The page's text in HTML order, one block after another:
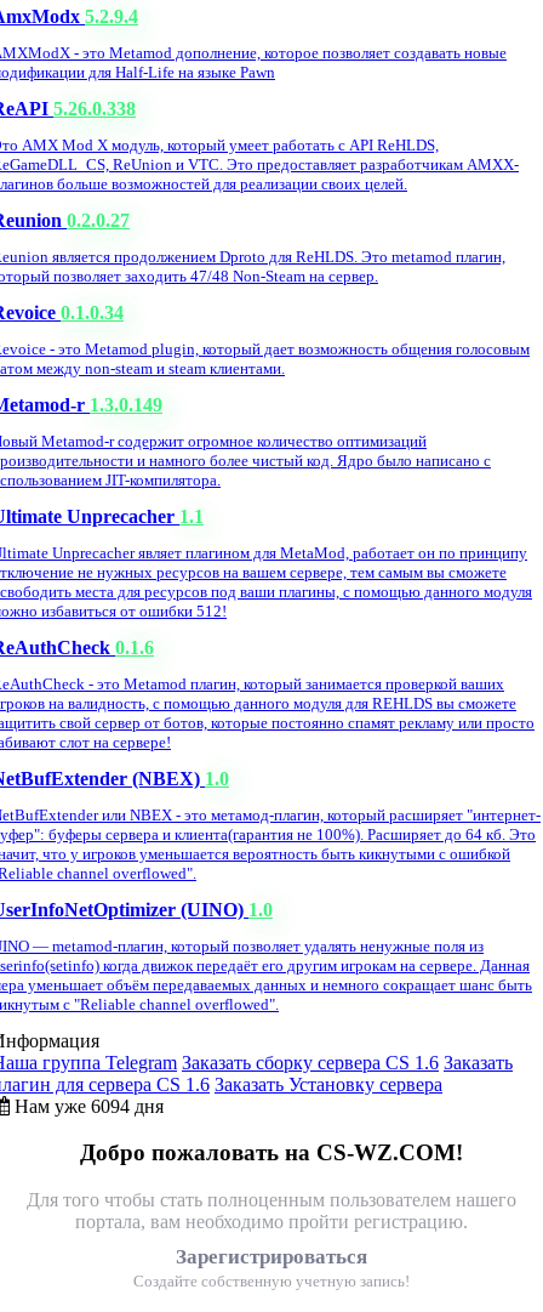
5.2.9.4
- это Metamod дополнение, которое позволяет создавать новые
для Half-Life на языке Pawn
5.26.0.338
AMX Mod X модуль, который умеет работать с API ReHLDS,
ReUnion и VTC. Это предоставляет разработчикам AMXX-
больше возможностей для реализации своих целей.
0.2.0.27
является продолжением Dproto для ReHLDS. Это metamod плагин,
позволяет заходить 47/48 Non-Steam на сервер.
0.1.0.34
- это Metamod plugin, который дает возможность общения голосовым
между non-steam и steam клиентами.
r 1.3.0.149
Metamod-r содержит огромное количество оптимизаций
и намного более чистый код. Ядро было написано с
JIT-компилятора.
Unprecacher 1.1
Unprecacher являет плагином для MetaMod, работает он по принципу
не нужных ресурсов на вашем сервере, тем самым вы сможете
места для ресурсов под ваши плагины, с помощью данного модуля
избавиться от ошибки 512!
0.1.6
- это Metamod плагин, который занимается проверкой ваших
на валидность, с помощью данного модуля для REHLDS вы сможете
свой сервер от ботов, которые постоянно спамят рекламу или просто
слот на сервере!
(NBEX) 1.0
или NBEX - это метамод-плагин, который расширяет "интернет-
буферы сервера и клиента(гарантия не 100%). Расширяет до 64 кб. Это
что у игроков уменьшается вероятность быть кикнутыми с ошибкой
channel overflowed".
(UINO) 1.0
— metamod-плагин, который позволяет удалять ненужные поля из
когда движок передаёт его другим игрокам на сервере. Данная
уменьшает объём передаваемых данных и немного сокращает шанс быть
с "Reliable channel overflowed".
группа Telegram Заказать сборку сервера CS 1.6 Заказать
для сервера CS 1.6 Заказать Установку сервера
Нам уже 6094 дня
Добро пожаловать на CS-WZ.COM!
Для того чтобы стать полноценным пользователем нашего
портала, вам необходимо пройти регистрацию.
Зарегистрироваться
Создайте собственную учетную запись!